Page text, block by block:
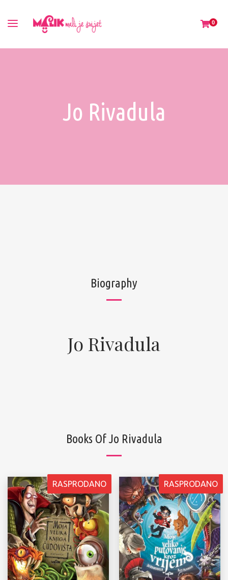
0
Jo Rivadula
Biography
Jo Rivadula
Books Of Jo Rivadula
RASPRODANO RASPRODANO